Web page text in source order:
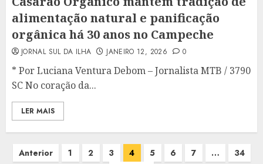
alimentação natural e panificação
orgânica há 30 anos no Campeche
JORNAL SUL DA ILHA JANEIRO 12, 2026 0
* Por Luciana Ventura Debom – Jornalista MTB / 3790
SC No coração da...
LER MAIS
Paginação
Anterior 1 2 3 4 5 6 7 …
34